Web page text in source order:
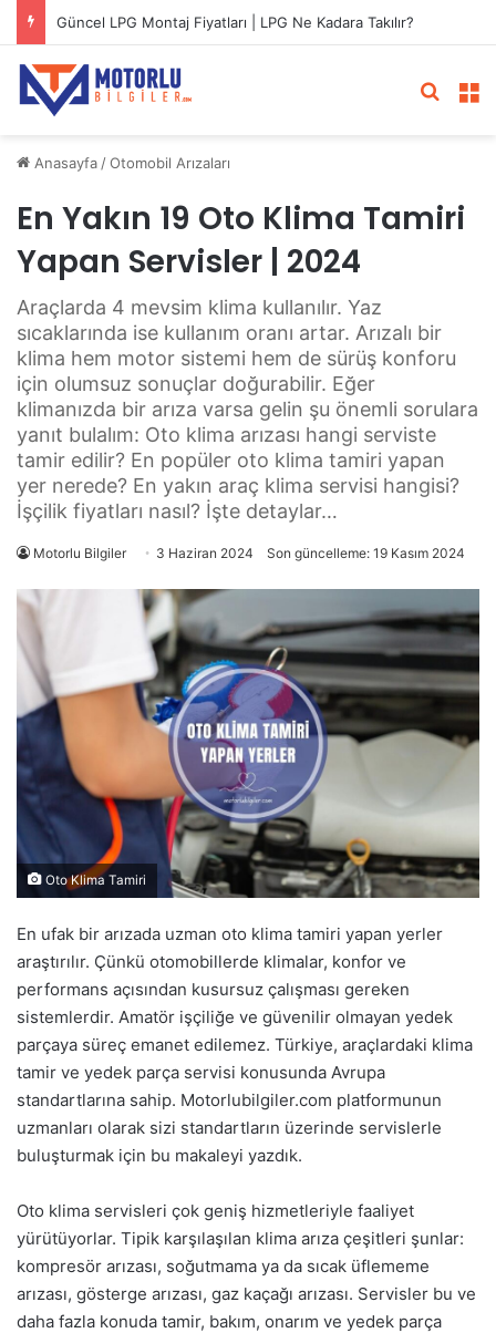
Güncel LPG Montaj Fiyatları | LPG Ne Kadara Takılır?
Anasayfa /Otomobil Arızaları
En Yakın 19 Oto Klima Tamiri
Yapan Servisler | 2024
Araçlarda 4 mevsim klima kullanılır. Yaz
sıcaklarında ise kullanım oranı artar. Arızalı bir
klima hem motor sistemi hem de sürüş konforu
için olumsuz sonuçlar doğurabilir. Eğer
klimanızda bir arıza varsa gelin şu önemli sorulara
yanıt bulalım: Oto klima arızası hangi serviste
tamir edilir? En popüler oto klima tamiri yapan
yer nerede? En yakın araç klima servisi hangisi?
İşçilik fiyatları nasıl? İşte detaylar…
Motorlu Bilgiler 3 Haziran 2024 Son güncelleme: 19 Kasım 2024
Oto Klima Tamiri
En ufak bir arızada uzman oto klima tamiri yapan yerler
araştırılır. Çünkü otomobillerde klimalar, konfor ve
performans açısından kusursuz çalışması gereken
sistemlerdir. Amatör işçiliğe ve güvenilir olmayan yedek
parçaya süreç emanet edilemez. Türkiye, araçlardaki klima
tamir ve yedek parça servisi konusunda Avrupa
standartlarına sahip. Motorlubilgiler.com platformunun
uzmanları olarak sizi standartların üzerinde servislerle
buluşturmak için bu makaleyi yazdık.
Oto klima servisleri çok geniş hizmetleriyle faaliyet
yürütüyorlar. Tipik karşılaşılan klima arıza çeşitleri şunlar:
kompresör arızası, soğutmama ya da sıcak üflememe
arızası, gösterge arızası, gaz kaçağı arızası. Servisler bu ve
daha fazla konuda tamir, bakım, onarım ve yedek parça